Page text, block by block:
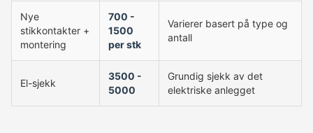
Nye
stikkontakter +
montering
700 -
1500
per stk
Varierer basert på type og
antall
El-sjekk
3500 -
5000
Grundig sjekk av det
elektriske anlegget